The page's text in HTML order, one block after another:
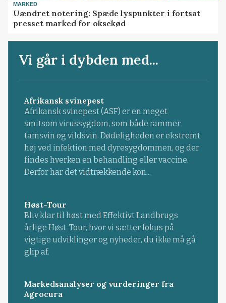
MARKED
Uændret notering: Spæde lyspunkter i fortsat
presset marked for oksekød
Vi går i dybden med...
Afrikansk svinepest
Afrikansk svinepest (ASF) er en meget
smitsom virussygdom, som både rammer
tamsvin og vildsvin. Dødeligheden er ekstremt
høj ved infektion med dyresygdommen, og der
findes hverken en behandling eller vaccine.
Derfor har det vidtrækkende kon...
Høst-Tour
Bliv klar til høst med Effektivt Landbrugs
årlige Høst-Tour, hvor vi sætter fokus på
vigtige udviklinger og nyheder, du ikke må gå
glip af.
Markedsanalyser og vurderinger fra
Agrocura